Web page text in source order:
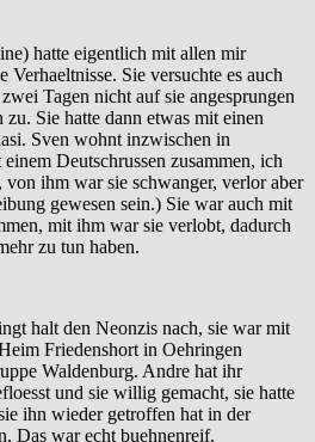
hatte eigentlich mit allen mir
Verhaeltnisse. Sie versuchte es auch
Tagen nicht auf sie angesprungen
zu. Sie hatte dann etwas mit einen
Sven wohnt inzwischen in
Deutschrussen zusammen, ich
von ihm war sie schwanger, verlor aber
gewesen sein.) Sie war auch mit
mit ihm war sie verlobt, dadurch
zu tun haben.
halt den Neonzis nach, sie war mit
Friedenshort in Oehringen
Waldenburg. Andre hat ihr
und sie willig gemacht, sie hatte
ihn wieder getroffen hat in der
Das war echt buehnenreif.